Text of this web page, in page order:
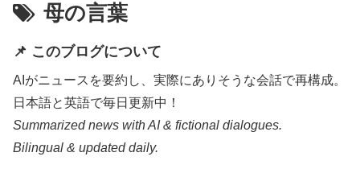
母の言葉
📌 このブログについて
AIがニュースを要約し、実際にありそうな会話で再構成。
日本語と英語で毎日更新中！
Summarized news with AI & fictional dialogues.
Bilingual & updated daily.